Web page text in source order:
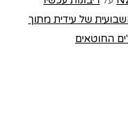
של עידית מתוך
החוטאים